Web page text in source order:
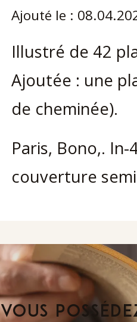
Ajouté le :
Illustré de 42
Ajoutée : une
de cheminée).
Paris, Bono,.
couverture
VOUS